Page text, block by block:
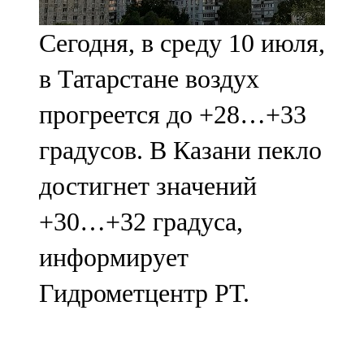
Сарман
107,8 FM
Теләче
106,1 FM
Түбән Кама
102,6 FM
Чирмешән
107,7 FM
Чистай
Сегодня, в среду 10 июля,
в Татарстане воздух
прогреется до +28…+33
градусов. В Казани пекло
достигнет значений
+30…+32 градуса,
информирует
Гидрометцентр РТ.